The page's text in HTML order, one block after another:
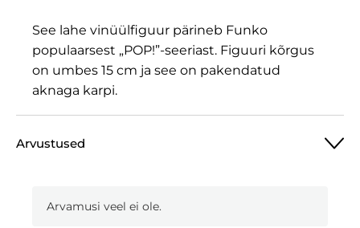
See lahe vinüülfiguur pärineb Funko
populaarsest „POP!”-seeriast. Figuuri kõrgus
on umbes 15 cm ja see on pakendatud
aknaga karpi.
Arvustused
Arvamusi veel ei ole.